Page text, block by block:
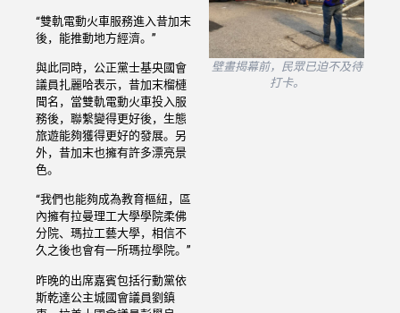
“雙軌電動火車服務進入昔加末
後，能推動地方經濟。”
與此同時，公正黨士基央國會
議員扎麗哈表示，昔加末榴槤
聞名，當雙軌電動火車投入服
務後，聯繫變得更好後，生態
旅遊能夠獲得更好的發展。另
外，昔加末也擁有許多漂亮景
色。
“我們也能夠成為教育樞紐，區
內擁有拉曼理工大學學院柔佛
分院、瑪拉工藝大學，相信不
久之後也會有一所瑪拉學院。”
昨晚的出席嘉賓包括行動黨依
斯乾達公主城國會議員劉鎮
壁畫揭幕前，民眾已迫不及待
打卡。